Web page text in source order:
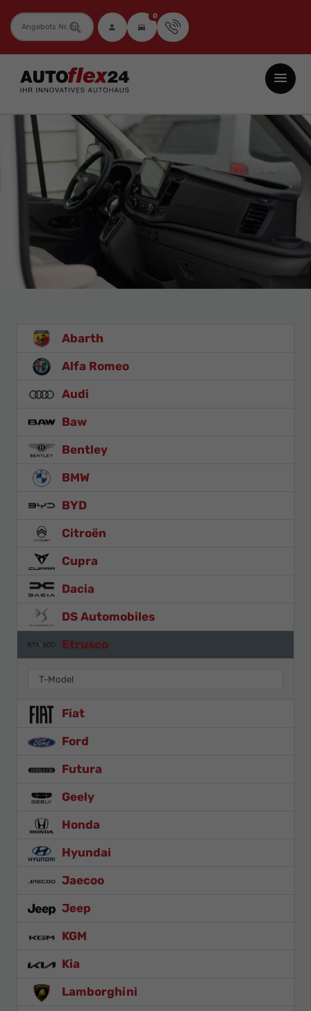
Fahrzeugnummer 0
Autoflex24
GmbH
-
EU-
Neuwagen
Jahreswagen
und
Gebrauchtwagen
Preisen
Innovatives
Autohaus
Abarth
Alfa Romeo
Audi
Baw
Bentley
BMW
BYD
Citroën
Cupra
Dacia
DS Automobiles
Etrusco
T-Model
Fiat
Ford
Futura
Geely
Honda
Hyundai
Jaecoo
Jeep
KGM
Kia
Lamborghini